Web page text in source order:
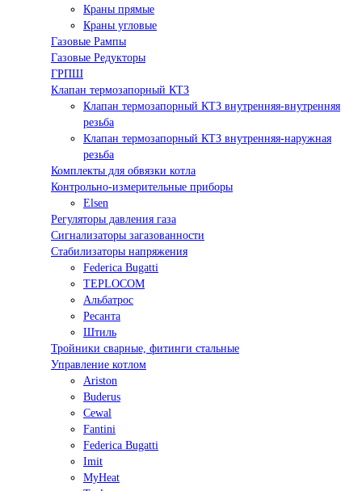
Краны прямые
Краны угловые
Газовые Рампы
Газовые Редукторы
ГРПШ
Клапан термозапорный КТЗ
Клапан термозапорный КТЗ внутренняя-внутренняя
резьба
Клапан термозапорный КТЗ внутренняя-наружная
резьба
Комплекты для обвязки котла
Контрольно-измерительные приборы
Elsen
Регуляторы давления газа
Сигнализаторы загазованности
Стабилизаторы напряжения
Federica Bugatti
TEPLOCOM
Альбатрос
Ресанта
Штиль
Тройники сварные, фитинги стальные
Управление котлом
Ariston
Buderus
Cewal
Fantini
Federica Bugatti
Imit
MyHeat